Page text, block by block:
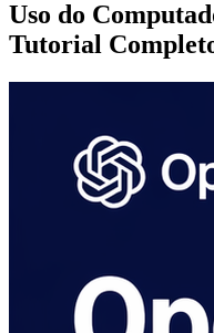
Uso do
Tutorial